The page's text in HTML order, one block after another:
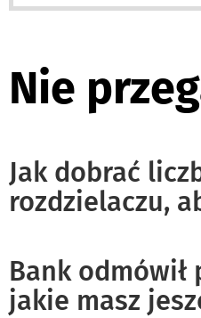
Nie
Jak dobrać
rozdzielaczu,
Bank odmówił
jakie masz